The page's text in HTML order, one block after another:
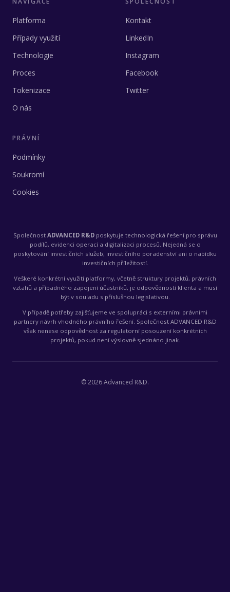
Platforma
Případy využití
Technologie
Proces
Tokenizace
O nás
Kontakt
LinkedIn
Instagram
Facebook
Twitter
PRÁVNÍ
Podmínky
Soukromí
Cookies
Společnost ADVANCED R&Dposkytuje technologická řešení pro správu
podílů, evidenci operací a digitalizaci procesů. Nejedná se o
poskytování investičních služeb, investičního poradenství ani o nabídku
investičních příležitostí.
Veškeré konkrétní využití platformy, včetně struktury projektů, právních
vztahů a případného zapojení účastníků, je odpovědností klienta a musí
být v souladu s příslušnou legislativou.
V případě potřeby zajišťujeme ve spolupráci s externími právními
partnery návrh vhodného právního řešení. Společnost ADVANCED R&D
však nenese odpovědnost za regulatorní posouzení konkrétních
projektů, pokud není výslovně sjednáno jinak.
©2026Advanced R&D.